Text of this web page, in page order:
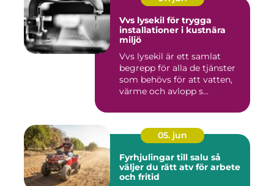
Vvs lysekil för trygga
installationer i kustnära
miljö
Vvs lysekil är ett samlat
begrepp för alla de tjänster
som behövs för att vatten,
värme och avlopp s...
05. jun
Fyrhjulingar till salu så
väljer du rätt atv för arbete
och fritid